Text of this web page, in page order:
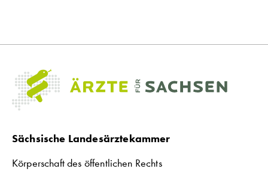
Sächsische Landesärztekammer
Körperschaft des öffentlichen Rechts